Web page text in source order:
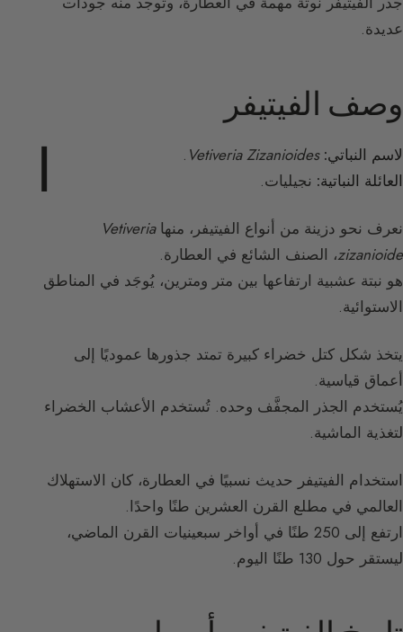
عديدة.
وصف الفيتيفر
ا لاسم النباتي: Vetiveria Zizanioides
.
العائلة النباتية: نجيليات.
نعرف نحو دزينة من أنواع الفيتيفر، منهاVetiveria
zizanioide، الصنف الشائع في العطارة.
هو نبتة عشبية ارتفاعها بين متر ومترين، يُوجَد في المناطق
الاستوائية.
يتخذ شكل كتل خضراء كبيرة تمتد جذورها عموديًا إلى
أعماق قياسية.
يُستخدم الجذر المجفَّف وحده. تُستخدم الأعشاب الخضراء
لتغذية الماشية.
استخدام الفيتيفر حديث نسبيًا في العطارة، كان الاستهلاك
العالمي في مطلع القرن العشرين طنًا واحدًا.
ارتفع إلى 250 طنًا في أواخر سبعينيات القرن الماضي،
ليستقر حول 130 طنًا اليوم.